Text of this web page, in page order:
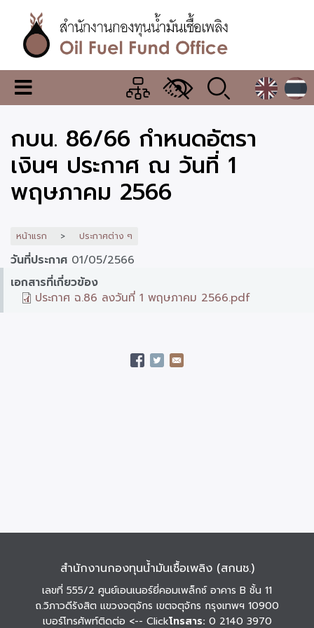
เนื้อหา
หลักสำนักงาน
กองทุน
น้ำมัน
เชื้อ
เพลิง
เมนู
เปลี่ยน
แสดง
ผล
กบน. 86/66 กำหนดอัตรา
เงินฯ ประกาศ ณ วันที่ 1
พฤษภาคม 2566
หน้าแรก ประกาศต่าง ๆ
วันที่ประกาศ 01/05/2566
เอกสารที่เกี่ยวข้อง
ประกาศ ฉ.86 ลงวันที่ 1 พฤษภาคม 2566.pdf
สำนักงานกองทุนน้ำมันเชื้อเพลิง (สกนช.)
เลขที่ 555/2 ศูนย์เอนเนอร์ยี่คอมเพล็กซ์ อาคาร B ชั้น 11
ถ.วิภาวดีรังสิต แขวงจตุจักร เขตจตุจักร กรุงเทพฯ 10900
เบอร์โทรศัพท์ติดต่อ <-- Clickโทรสาร: 0 2140 3970